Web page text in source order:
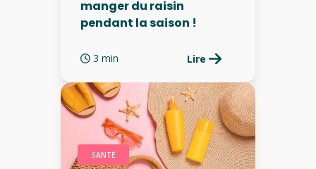
manger du raisin
pendant la saison !
3 min Lire
SANTÉ